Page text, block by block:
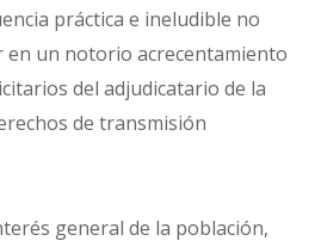
práctica e ineludible no
en un notorio acrecentamiento
del adjudicatario de la
de transmisión
general de la población,